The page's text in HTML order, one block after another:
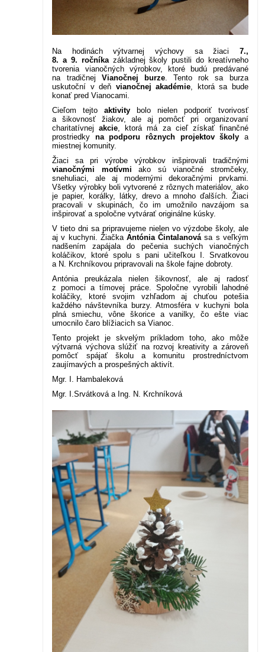
Na hodinách výtvarnej výchovy sa žiaci 7.,
8. a 9. ročníkazákladnej školy pustili do kreatívneho
tvorenia vianočných výrobkov, ktoré budú predávané
na tradičnej Vianočnej burze. Tento rok sa burza
uskutoční v deň vianočnej akadémie, ktorá sa bude
konať pred Vianocami.
Cieľom tejtoaktivity
bolo nielen podporiť tvorivosť
a šikovnosť žiakov, ale aj pomôcť pri organizovaní
charitatívnejakcie, ktorá má za cieľ získať finančné
prostriedky na podporu rôznych projektov školy a
miestnej komunity.
Žiaci sa pri výrobe výrobkov inšpirovali tradičnými
vianočnými motívmiako sú vianočné stromčeky,
snehuliaci, ale aj modernými dekoračnými prvkami.
Všetky výrobky boli vytvorené z rôznych materiálov, ako
je papier, korálky, látky, drevo a mnoho ďalších. Žiaci
pracovali v skupinách, čo im umožnilo navzájom sa
inšpirovať a spoločne vytvárať originálne kúsky.
V tieto dni sa pripravujeme nielen vo výzdobe školy, ale
aj v kuchyni. Žiačka Antónia Čintalanovása s veľkým
nadšením zapájala do pečenia suchých vianočných
koláčikov, ktoré spolu s pani učiteľkou I. Srvatkovou
a N. Krchníkovou pripravovali na škole fajne dobroty.
Antónia preukázala nielen šikovnosť, ale aj radosť
z pomoci a tímovej práce. Spoločne vyrobili lahodné
koláčiky, ktoré svojim vzhľadom aj chuťou potešia
každého návštevníka burzy. Atmosféra v kuchyni bola
plná smiechu, vône škorice a vanilky, čo ešte viac
umocnilo čaro blížiacich sa Vianoc.
Tento projekt je skvelým príkladom toho, ako môže
výtvarná výchova slúžiť na rozvoj kreativity a zároveň
pomôcť spájať školu a komunitu prostredníctvom
zaujímavých a prospešných aktivít.
Mgr. I. Hambaleková
Mgr. I.Srvátková a Ing. N. Krchníková